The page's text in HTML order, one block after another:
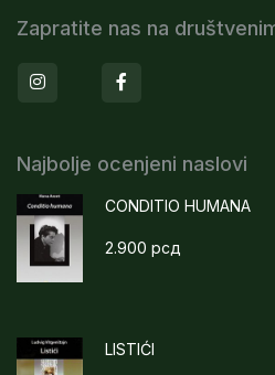
Zapratite nas na
Instagram
Najbolje ocenjeni naslovi
CONDITIO HUMANA
2.900 рсд
LISTIĆI